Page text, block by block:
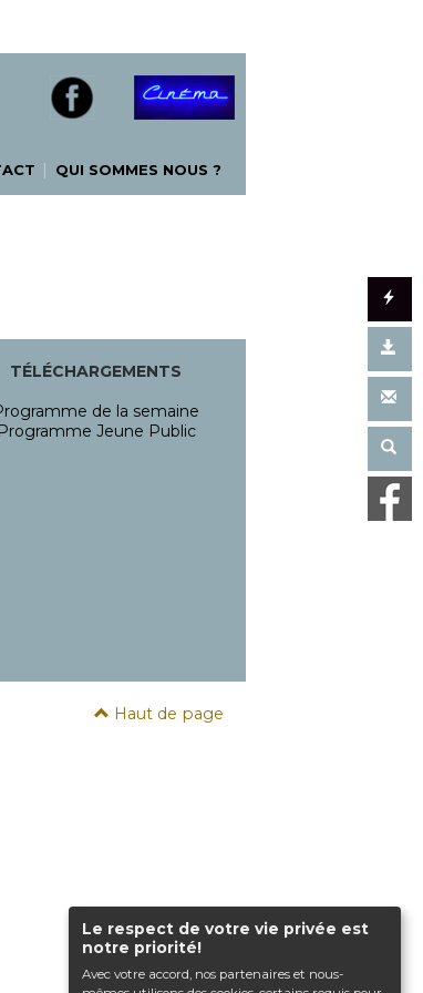
Le respect de votre vie privée est
notre priorité!
Avec votre accord, nos partenaires et nous-
| QUI SOMMES NOUS ?
TÉLÉCHARGEMENTS
de la semaine
Programme Jeune Public
Haut de page